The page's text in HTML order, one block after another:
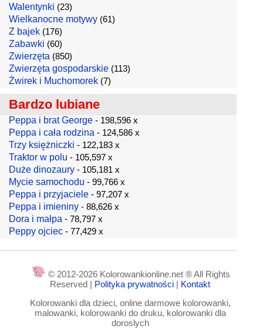
Walentynki (23)
Wielkanocne motywy (61)
Z bajek (176)
Zabawki (60)
Zwierzęta (850)
Zwierzęta gospodarskie (113)
Żwirek i Muchomorek (7)
Bardzo lubiane
Peppa i brat George - 198,596 x
Peppa i cała rodzina - 124,586 x
Trzy księżniczki - 122,183 x
Traktor w polu - 105,597 x
Duże dinozaury - 105,181 x
Mycie samochodu - 99,766 x
Peppa i przyjaciele - 97,207 x
Peppa i imieniny - 88,626 x
Dora i małpa - 78,797 x
Peppy ojciec - 77,429 x
© 2012-2026 Kolorowankionline.net ® All Rights
Reserved | Polityka prywatności | Kontakt
Kolorowanki dla dzieci, online darmowe kolorowanki,
malowanki, kolorowanki do druku, kolorowanki dla
doroslych